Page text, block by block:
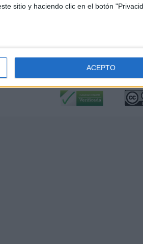
sitio y haciendo clic en el botón
ACEPTO